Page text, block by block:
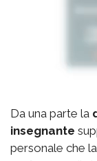
Da una parte la
insegnante
personale che